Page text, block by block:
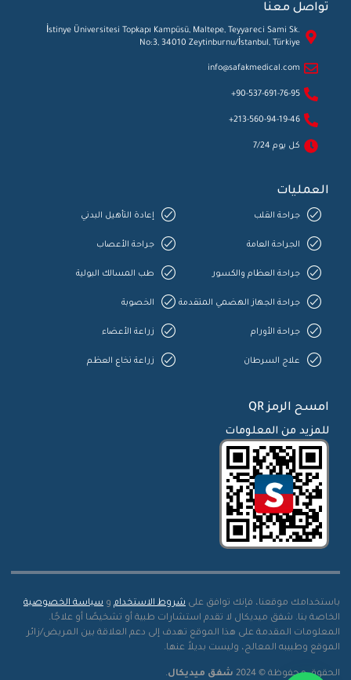
تواصل معنا
İstinye Üniversitesi Topkapı Kampüsü, Maltepe, Teyyareci Sami Sk.
No:3, 34010 Zeytinburnu/İstanbul, Türkiye
info@safakmedical.com
90-537-691-76-95+
213-560-94-19-46+
كل يوم 7/24
العمليات
جراحة القلب
الجراحة العامة
جراحة العظام والكسور
جراحة الجهاز الهضمي المتقدمة
جراحة الأورام
علاج السرطان
إعادة التأهيل البدني
جراحة الأعصاب
طب المسالك البولية
الخصوبة
زراعة الأعضاء
زراعة نخاع العظم
امسح الرمز QR
للمزيد من المعلومات
باستخدامك موقعنا، فإنك توافق على شروط الاستخدام و سياسة الخصوصية
الخاصة بنا. شفق ميديكال لا تقدم استشارات طبية أو تشخيصًا أو علاجًا.
المعلومات المقدمة على هذا الموقع تهدف إلى دعم العلاقة بين المريض/زائر
الموقع وطبيبه المعالج، وليست بديلاً عنها.
الحقوق محفوظة © 2024 شفق ميديكال.